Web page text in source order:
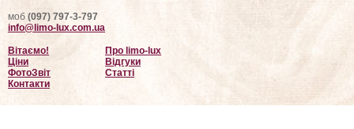
моб (097) 797-3-797
info@limo-lux.com.ua
Вітаємо!
Про limo-lux
Ціни
Відгуки
ФотоЗвіт
Статті
Контакти